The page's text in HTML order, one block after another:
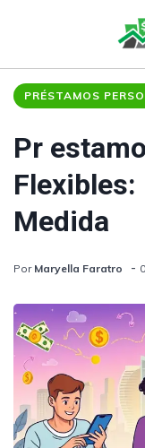
PRÉSTAMOS
Pr
Flexibles:
Medida
Por Maryella Faratro